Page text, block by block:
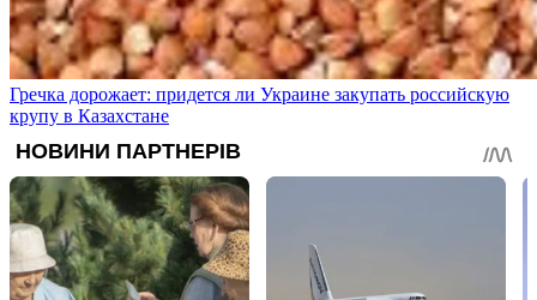
Гречка дорожает: придется ли Украине закупать российскую
крупу в Казахстане